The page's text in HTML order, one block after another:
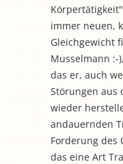
immer neuen,
Gleichgewicht
Musselmann
das er, auch
Störungen aus
wieder
andauernden
Forderung des
das eine Art